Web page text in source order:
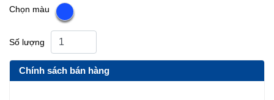
Chọn màu
Số lượng
Chính sách bán hàng